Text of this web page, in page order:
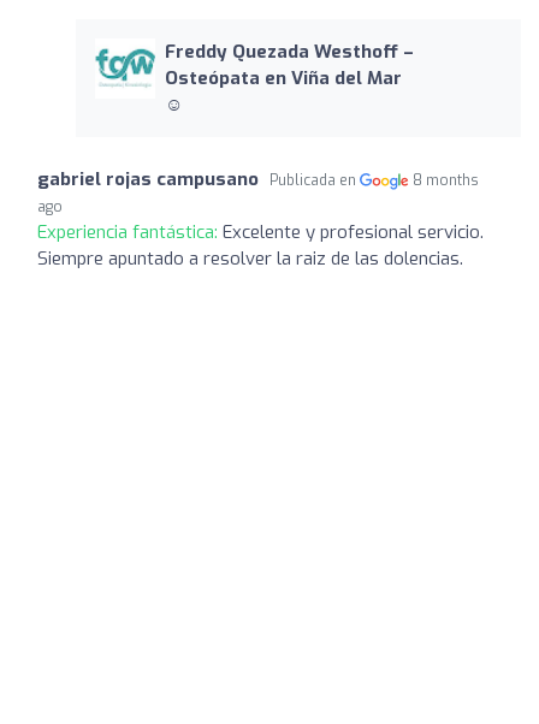
Freddy Quezada Westhoff –
Osteópata en Viña del Mar
☺️
gabriel rojas campusano Publicada en
8 months
ago
Experiencia fantástica: Excelente y profesional servicio.
Siempre apuntado a resolver la raiz de las dolencias.